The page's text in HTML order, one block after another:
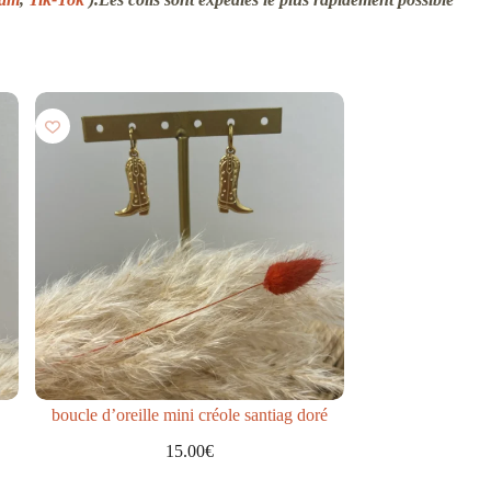
boucle d’oreille mini créole santiag doré
15.00€